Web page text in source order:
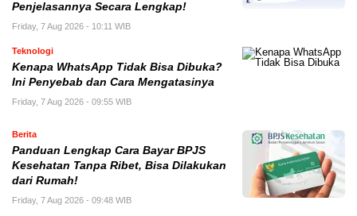
Penjelasannya Secara Lengkap!
Friday, 7 Aug 2026 - 10:11 WIB
Teknologi
Kenapa WhatsApp Tidak Bisa Dibuka?
Ini Penyebab dan Cara Mengatasinya
Friday, 7 Aug 2026 - 09:55 WIB
Berita
Panduan Lengkap Cara Bayar BPJS
Kesehatan Tanpa Ribet, Bisa Dilakukan
dari Rumah!
Friday, 7 Aug 2026 - 09:48 WIB